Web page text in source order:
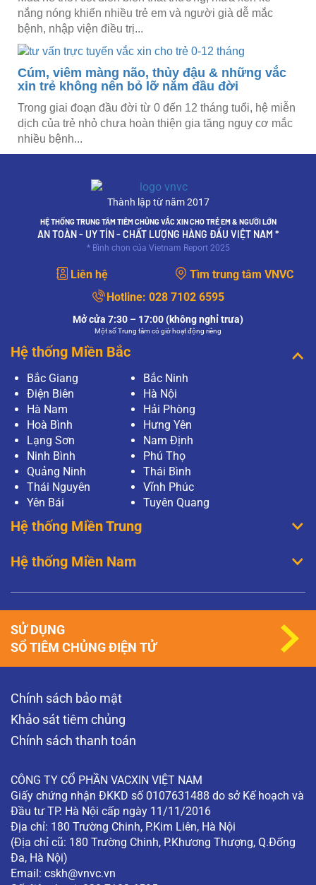
nắng nóng khiến nhiều trẻ em và người già dễ mắc
bệnh, nhập viện điều trị...
Cúm, viêm màng não, thủy đậu & những vắc
xin trẻ không nên bỏ lỡ năm đầu đời
Trong giai đoạn đầu đời từ 0 đến 12 tháng tuổi, hệ miễn
dịch của trẻ nhỏ chưa hoàn thiện gia tăng nguy cơ mắc
nhiều bệnh...
Thành lập từ năm 2017
HỆ THỐNG TRUNG TÂM TIÊM CHỦNG VẮC XIN CHO TRẺ EM & NGƯỜI LỚN
AN TOÀN - UY TÍN - CHẤT LƯỢNG HÀNG ĐẦU VIỆT NAM *
* Bình chọn của Vietnam Report 2025
Liên hệ
Tìm trung tâm VNVC
Hotline: 028 7102 6595
Mở cửa 7:30 – 17:00 (không nghỉ trưa)
Một số Trung tâm có giờ hoạt động riêng
Hệ thống Miền Bắc
Bắc Giang
Bắc Ninh
Điện Biên
Hà Nội
Hà Nam
Hải Phòng
Hoà Bình
Hưng Yên
Lạng Sơn
Nam Định
Ninh Bình
Phú Thọ
Quảng Ninh
Thái Bình
Thái Nguyên
Vĩnh Phúc
Yên Bái
Tuyên Quang
Hệ thống Miền Trung
Hệ thống Miền Nam
Chính sách bảo mật
Khảo sát tiêm chủng
Chính sách thanh toán
CÔNG TY CỔ PHẦN VACXIN VIỆT NAM
Giấy chứng nhận ĐKKD số 0107631488 do sở Kế hoạch và
Đầu tư TP. Hà Nội cấp ngày 11/11/2016
Địa chỉ: 180 Trường Chinh, P.Kim Liên, Hà Nội
(Địa chỉ cũ: 180 Trường Chinh, P.Khương Thượng, Q.Đống
Đa, Hà Nội)
Email: cskh@vnvc.vn
SỬ DỤNG
SỔ TIÊM CHỦNG ĐIỆN TỬ